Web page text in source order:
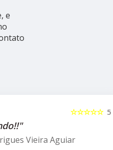
e
5
☆☆☆☆☆
Vieira Aguiar